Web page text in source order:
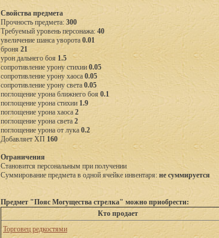
Свойства предмета
Прочность предмета: 300
Требуемый уровень персонажа: 40
увеличение шанса уворота 0.01
броня 21
урон дальнего боя 1.5
сопротивление урону стихии 0.05
сопротивление урону хаоса 0.05
сопротивление урону света 0.05
поглощение урона ближнего боя 0.1
поглощение урона стихии 1.9
поглощение урона хаоса 2
поглощение урона света2
поглощение урона от лука 0.2
Добавляет ХП 160
Ограничения
Становится персональным при получении
Суммирование предмета в одной ячейке инвентаря: не суммируется
Предмет "Пояс Могущества стрелка" можно приобрести:
Кто продает
Торговец редкостями